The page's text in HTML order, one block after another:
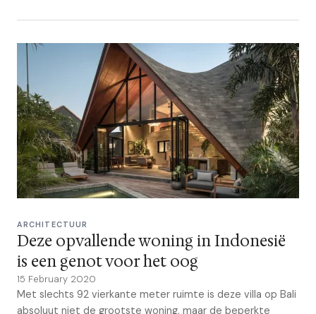
ARCHITECTUUR
Deze opvallende woning in Indonesië
is een genot voor het oog
15 February 2020
Met slechts 92 vierkante meter ruimte is deze villa op Bali
absoluut niet de grootste woning, maar de beperkte